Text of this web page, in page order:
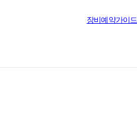
장비예약가이드